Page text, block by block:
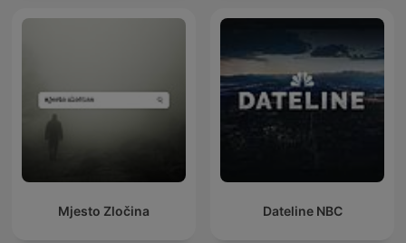
Mjesto Zločina Dateline NBC